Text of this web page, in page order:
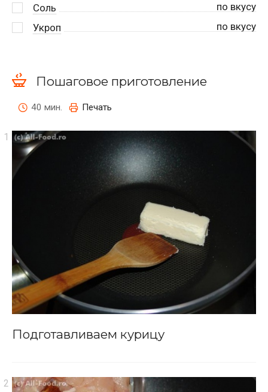
Соль
по вкусу
Укроп
по вкусу
Пошаговое приготовление
40 мин. Печать
Подготавливаем курицу